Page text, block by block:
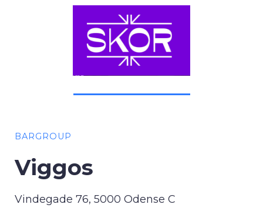
BARGROUP
Viggos
Vindegade 76, 5000 Odense C